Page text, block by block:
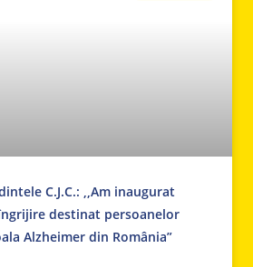
C.J.C.: ,,Am inaugurat
destinat persoanelor
Alzheimer din România”